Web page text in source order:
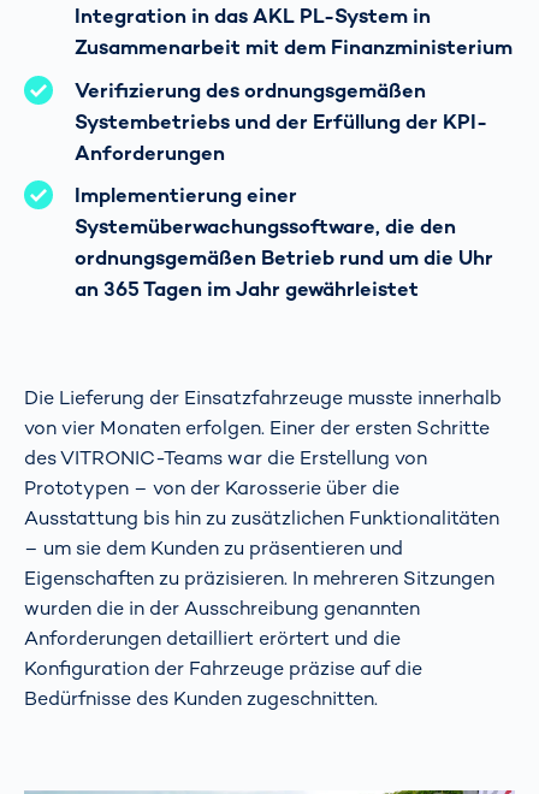
Integration in das AKL PL-System in
Zusammenarbeit mit dem Finanzministerium
Verifizierung des ordnungsgemäßen
Systembetriebs und der Erfüllung der KPI-
Anforderungen
Implementierung einer
Systemüberwachungssoftware, die den
ordnungsgemäßen Betrieb rund um die Uhr
an 365 Tagen im Jahr gewährleistet
Die Lieferung der Einsatzfahrzeuge musste innerhalb
von vier Monaten erfolgen. Einer der ersten Schritte
des VITRONIC-Teams war die Erstellung von
Prototypen – von der Karosserie über die
Ausstattung bis hin zu zusätzlichen Funktionalitäten
– um sie dem Kunden zu präsentieren und
Eigenschaften zu präzisieren. In mehreren Sitzungen
wurden die in der Ausschreibung genannten
Anforderungen detailliert erörtert und die
Konfiguration der Fahrzeuge präzise auf die
Bedürfnisse des Kunden zugeschnitten.